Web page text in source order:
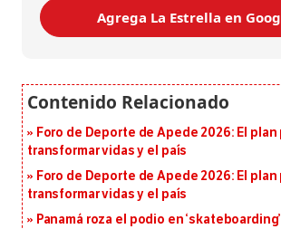
Agrega La Estrella en
Foro de Deporte de Apede 2026: El plan
transformar vidas y el país
Foro de Deporte de Apede 2026: El plan
transformar vidas y el país
Panamá roza el podio en